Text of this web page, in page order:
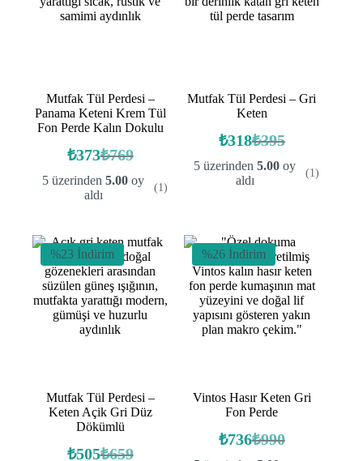
Mutfak Tül Perdesi –
Panama Keteni Krem Tül
Fon Perde Kalın Dokulu
₺769
Orijinal
fiyat:
₺769.
₺373Şu
andaki
fiyat:
5 üzerinden5.00 oy
aldı
(1)
Mutfak Tül Perdesi – Gri
Keten
₺395
Orijinal
fiyat:
₺395.
₺318Şu
andaki
fiyat:
5 üzerinden5.00 oy
aldı
(1)
%23 İndirim
Mutfak Tül Perdesi –
Keten Açik Gri Düz
Dökümlü
₺659
₺505
%26 İndirim
Vintos Hasır Keten Gri
Fon Perde
₺990
Orijinal
₺736Şu